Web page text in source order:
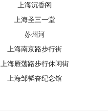
上海沉香阁
上海圣三一堂
苏州河
上海南京路步行街
上海雁荡路步行休闲街
上海邹韬奋纪念馆